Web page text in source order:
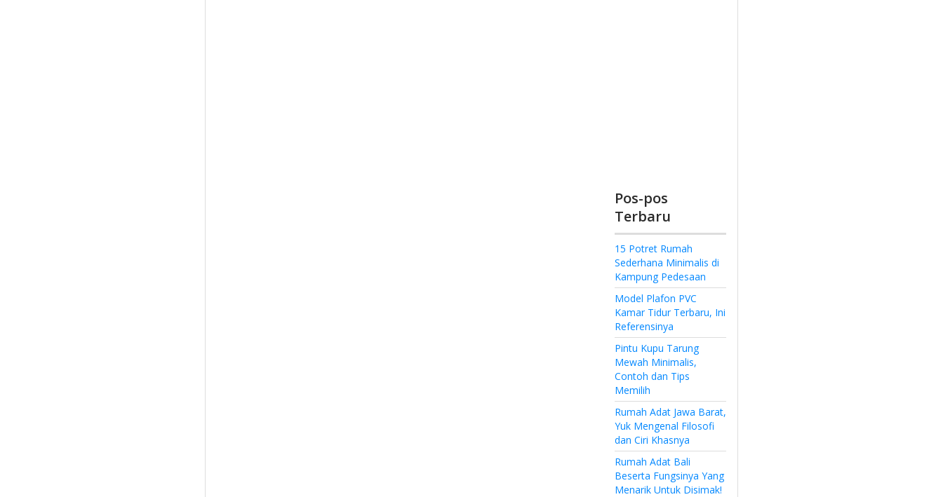
Pos-pos
Terbaru
15 Potret Rumah
Sederhana Minimalis di
Kampung Pedesaan
Model Plafon PVC
Kamar Tidur Terbaru, Ini
Referensinya
Pintu Kupu Tarung
Mewah Minimalis,
Contoh dan Tips
Memilih
Rumah Adat Jawa Barat,
Yuk Mengenal Filosofi
dan Ciri Khasnya
Rumah Adat Bali
Beserta Fungsinya Yang
Menarik Untuk Disimak!